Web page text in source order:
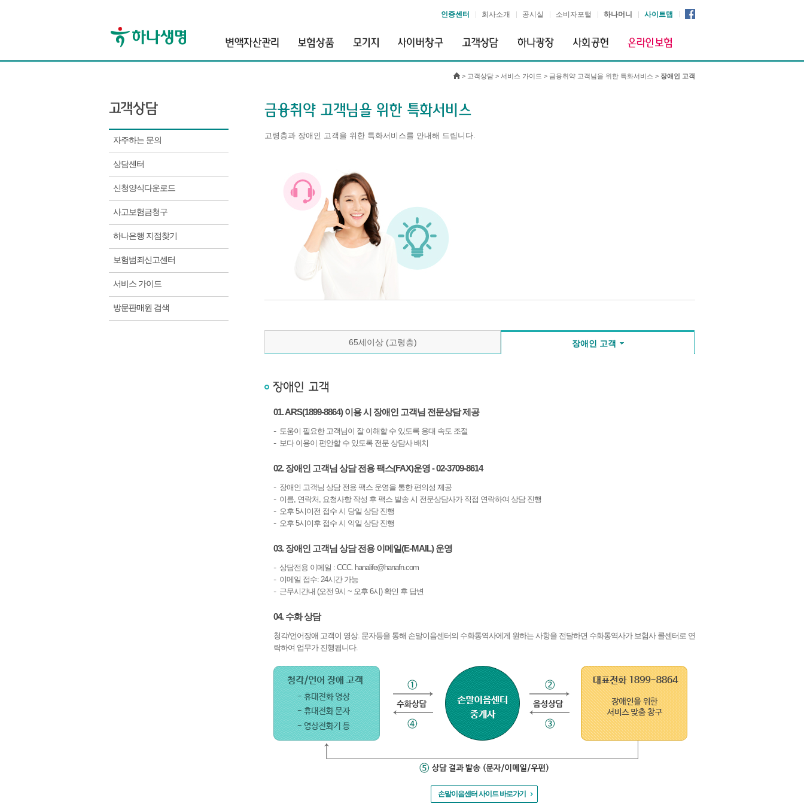
인증센터 회사소개 공시실 소비자포털 하나머니 사이트맵
자주하는 문의
상담센터
신청양식다운로드
사고보험금청구
하나은행 지점찾기
보험범죄신고센터
서비스 가이드
방문판매원 검색
> 고객상담 > 서비스 가이드 > 금융취약 고객님을 위한 특화서비스 > 장애인 고객
고령층과 장애인 고객을 위한 특화서비스를 안내해 드립니다.
65세이상 (고령층) 장애인 고객
01. ARS(1899-8864) 이용 시 장애인 고객님 전문상담 제공
도움이 필요한 고객님이 잘 이해할 수 있도록 응대 속도 조절
보다 이용이 편안할 수 있도록 전문 상담사 배치
02. 장애인 고객님 상담 전용 팩스(FAX)운영 - 02-3709-8614
장애인 고객님 상담 전용 팩스 운영을 통한 편의성 제공
이름, 연락처, 요청사항 작성 후 팩스 발송 시 전문상담사가 직접 연락하여 상담 진행
오후 5시이전 접수 시 당일 상담 진행
오후 5시이후 접수 시 익일 상담 진행
03. 장애인 고객님 상담 전용 이메일(E-MAIL) 운영
상담전용 이메일 : CCC. hanalife@hanafn.com
이메일 접수: 24시간 가능
근무시간내 (오전 9시 ~ 오후 6시) 확인 후 답변
04. 수화 상담
청각/언어장애 고객이 영상. 문자등을 통해 손말이음센터의 수화통역사에게 원하는 사항을 전달하면 수화통역사가 보험사 콜센터로 연
락하여 업무가 진행됩니다.
손말이음센터 사이트 바로가기